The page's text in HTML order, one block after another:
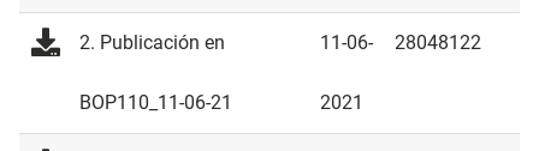
2. Publicación en
BOP110_11-06-21
11-06-
2021
28048122